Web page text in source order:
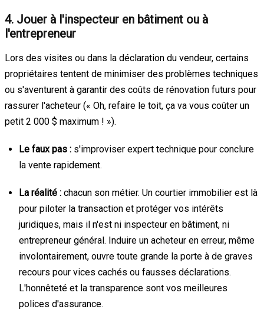
4. Jouer à l'inspecteur en bâtiment ou à
l'entrepreneur
Lors des visites ou dans la déclaration du vendeur, certains
propriétaires tentent de minimiser des problèmes techniques
ou s'aventurent à garantir des coûts de rénovation futurs pour
rassurer l'acheteur (« Oh, refaire le toit, ça va vous coûter un
petit 2 000 $ maximum ! »).
Le faux pas : s'improviser expert technique pour conclure
la vente rapidement.
La réalité : chacun son métier. Un courtier immobilier est là
pour piloter la transaction et protéger vos intérêts
juridiques, mais il n'est ni inspecteur en bâtiment, ni
entrepreneur général. Induire un acheteur en erreur, même
involontairement, ouvre toute grande la porte à de graves
recours pour vices cachés ou fausses déclarations.
L'honnêteté et la transparence sont vos meilleures
polices d'assurance.